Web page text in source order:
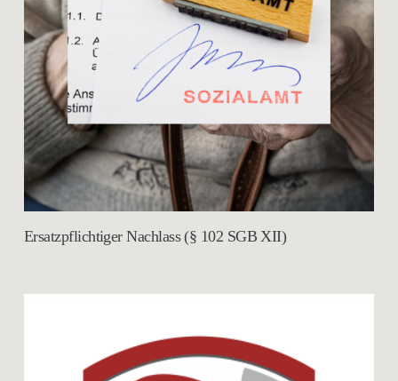
Ersatzpflichtiger Nachlass (§ 102 SGB XII)